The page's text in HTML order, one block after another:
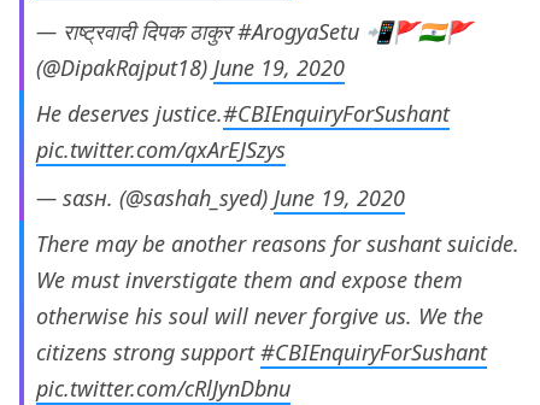
— राष्ट्रवादी दिपक ठाकुर #ArogyaSetu 📲🚩🇮🇳🚩
(@DipakRajput18) June 19, 2020
He deserves justice.#CBIEnquiryForSushant
pic.twitter.com/qxArEJSzys
— ѕαѕн. (@sashah_syed) June 19, 2020
There may be another reasons for sushant suicide.
We must inverstigate them and expose them
otherwise his soul will never forgive us. We the
citizens strong support#CBIEnquiryForSushant
pic.twitter.com/cRlJynDbnu